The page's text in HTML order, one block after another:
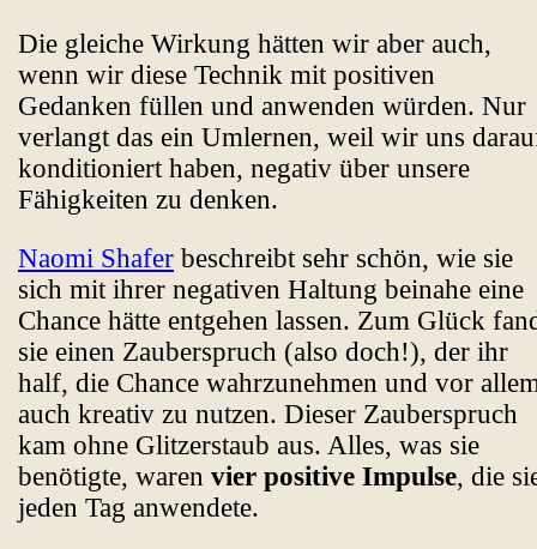
Die gleiche Wirkung hätten wir aber auch,
wenn wir diese Technik mit positiven
Gedanken füllen und anwenden würden. Nur
verlangt das ein Umlernen, weil wir uns
konditioniert haben, negativ über unsere
Fähigkeiten zu denken.
Naomi Shafer beschreibt sehr schön, wie sie
sich mit ihrer negativen Haltung beinahe eine
Chance hätte entgehen lassen. Zum Glück
sie einen Zauberspruch (also doch!), der ihr
half, die Chance wahrzunehmen und vor
auch kreativ zu nutzen. Dieser Zauberspruch
kam ohne Glitzerstaub aus. Alles, was sie
benötigte, waren vier positive Impulse, die
jeden Tag anwendete.